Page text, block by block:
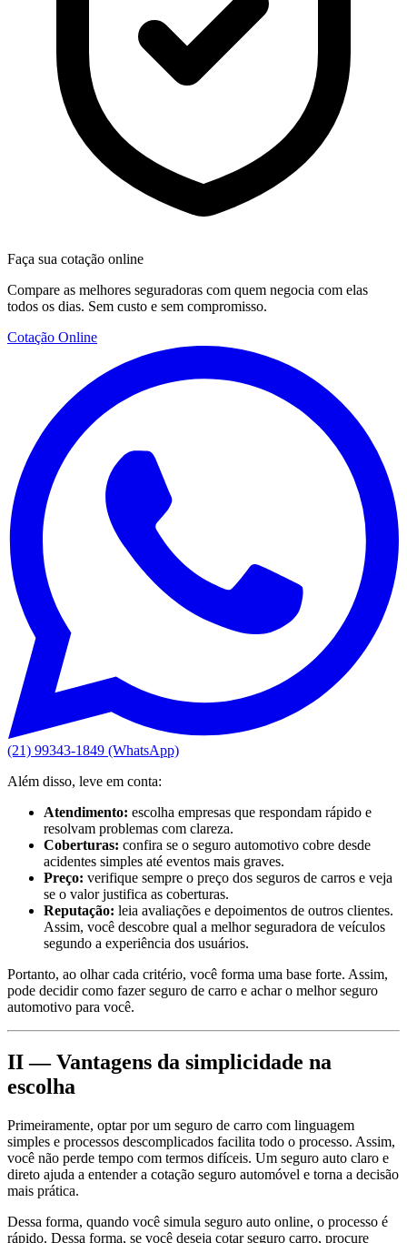
Faça sua cotação online
Compare as melhores seguradoras com quem negocia com elas
todos os dias. Sem custo e sem compromisso.
Cotação Online
(21) 99343-1849 (WhatsApp)
Além disso, leve em conta:
Atendimento: escolha empresas que respondam rápido e
resolvam problemas com clareza.
Coberturas: confira se o seguro automotivo cobre desde
acidentes simples até eventos mais graves.
Preço: verifique sempre o preço dos seguros de carros e veja
se o valor justifica as coberturas.
Reputação: leia avaliações e depoimentos de outros clientes.
Assim, você descobre qual a melhor seguradora de veículos
segundo a experiência dos usuários.
Portanto, ao olhar cada critério, você forma uma base forte. Assim,
pode decidir como fazer seguro de carro e achar o melhor seguro
automotivo para você.
II — Vantagens da simplicidade na
escolha
Primeiramente, optar por um seguro de carro com linguagem
simples e processos descomplicados facilita todo o processo. Assim,
você não perde tempo com termos difíceis. Um seguro auto claro e
direto ajuda a entender a cotação seguro automóvel e torna a decisão
mais prática.
Dessa forma, quando você simula seguro auto online, o processo é
rápido. Dessa forma, se você deseja cotar seguro carro, procure